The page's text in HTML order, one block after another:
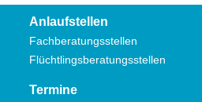
Anlaufstellen
Fachberatungsstellen
Flüchtlingsberatungsstellen
Termine